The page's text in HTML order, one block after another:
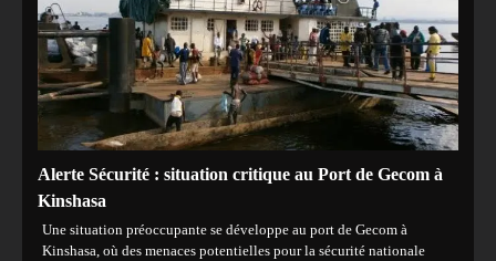
Alerte Sécurité : situation critique au Port de Gecom à
Kinshasa
Une situation préoccupante se développe au port de Gecom à
Kinshasa, où des menaces potentielles pour la sécurité nationale